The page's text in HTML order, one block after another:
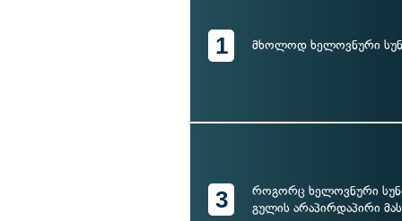
1 მხოლოდ ხელოვნური
3
როგორც ხელოვნური
გულის არაპირდაპირი